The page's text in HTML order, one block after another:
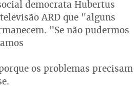
democrata Hubertus
ARD que "alguns
"Se não pudermos
os problemas precisam